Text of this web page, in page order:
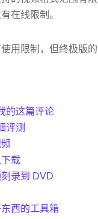
在线限制。
用限制，但终极版的
的这篇评论
评测
载
录到 DVD
西的工具箱